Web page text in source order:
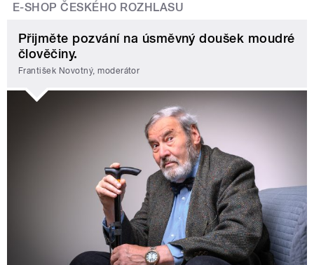
E-SHOP ČESKÉHO ROZHLASU
Přijměte pozvání na úsměvný doušek moudré
člověčiny.
František Novotný, moderátor